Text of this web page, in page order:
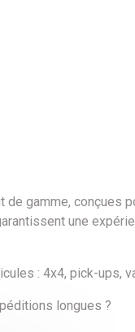
de gamme, conçues
une
: 4x4, pick-ups,
longues ?